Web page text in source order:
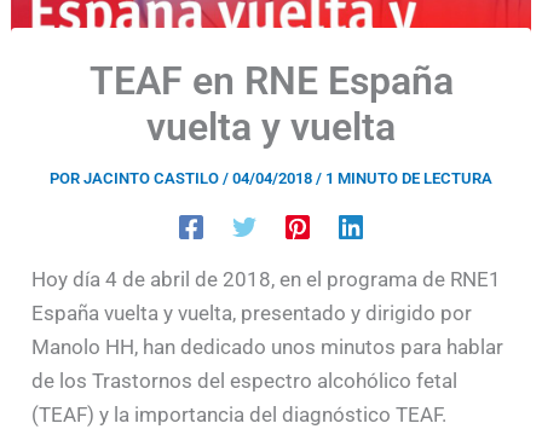
TEAF en RNE España
vuelta y vuelta
POR JACINTO CASTILO / 04/04/2018 / 1 MINUTO DE LECTURA
Hoy día 4 de abril de 2018, en el programa de RNE1
España vuelta y vuelta, presentado y dirigido por
Manolo HH, han dedicado unos minutos para hablar
de los Trastornos del espectro alcohólico fetal
(TEAF) y la importancia del diagnóstico TEAF.